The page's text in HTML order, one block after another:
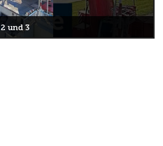
und 3